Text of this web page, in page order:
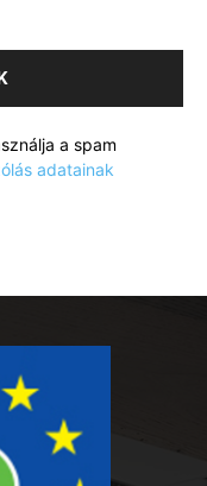
a spam
adatainak